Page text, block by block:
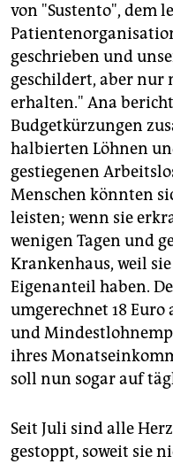
von "Sustento", dem
geschrieben und
geschildert, aber nur
erhalten." Ana
Budgetkürzungen
halbierten Löhnen
gestiegenen
Menschen könnten
leisten; wenn sie
wenigen Tagen und
Krankenhaus, weil
Eigenanteil haben.
umgerechnet 18
und
ihres
soll nun sogar auf
Seit Juli sind alle
gestoppt, soweit sie